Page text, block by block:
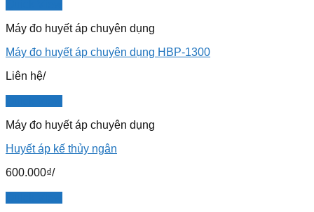
Máy đo huyết áp chuyên dụng
Máy đo huyết áp chuyên dụng HBP-1300
Liên hệ/
Máy đo huyết áp chuyên dụng
Huyết áp kế thủy ngân
600.000₫/